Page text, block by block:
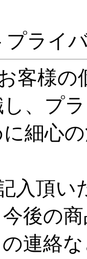
プライ
客様の
、プ
細心
入頂い
後の
連絡